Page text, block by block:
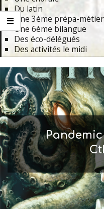
Du latin
Une 3ème prépa-
Une 6ème bilangue
Des éco-délégués
Des activités le midi
Navigation
Menu
Pandemic